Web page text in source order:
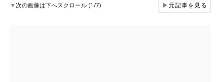
▼次の画像は下へスクロール (1/7) ▶元記事を見る